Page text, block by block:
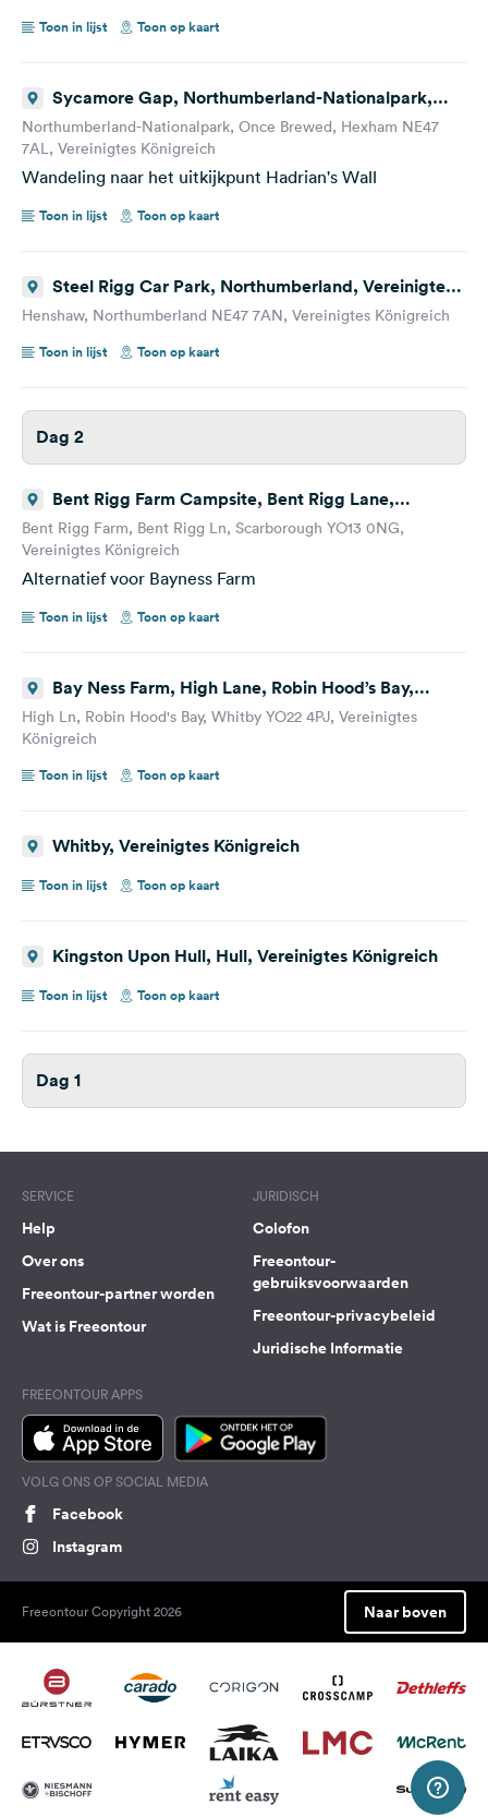
Toon in lijst Toon op kaart
Sycamore Gap, Northumberland-Nationalpark,
Once Brewed, Hexham, Vereinigtes Königreich
Northumberland-Nationalpark, Once Brewed, Hexham NE47
7AL, Vereinigtes Königreich
Wandeling naar het uitkijkpunt Hadrian's Wall
Toon in lijst Toon op kaart
Steel Rigg Car Park, Northumberland, Vereinigtes
Königreich
Henshaw, Northumberland NE47 7AN, Vereinigtes Königreich
Toon in lijst
Toon op kaart
Dag 2
Bent Rigg Farm Campsite, Bent Rigg Lane,
Scarborough, Vereinigtes Königreich
Bent Rigg Farm, Bent Rigg Ln, Scarborough YO13 0NG,
Vereinigtes Königreich
Alternatief voor Bayness Farm
Toon in lijst Toon op kaart
Bay Ness Farm, High Lane, Robin Hood’s Bay,
Whitby, Vereinigtes Königreich
High Ln, Robin Hood's Bay, Whitby YO22 4PJ, Vereinigtes
Königreich
Toon in lijst
Toon op kaart
Whitby, Vereinigtes Königreich
Toon in lijst Toon op kaart
Kingston Upon Hull, Hull, Vereinigtes Königreich
Toon in lijst Toon op kaart
Dag 1
SERVICE
Help
Over ons
Freeontour-partner worden
Wat is Freeontour
JURIDISCH
Colofon
Freeontour-
gebruiksvoorwaarden
Freeontour-privacybeleid
Juridische Informatie
FREEONTOUR APPS
VOLG ONS OP SOCIAL MEDIA
Facebook
Instagram
Freeontour Copyright 2026 Naar boven